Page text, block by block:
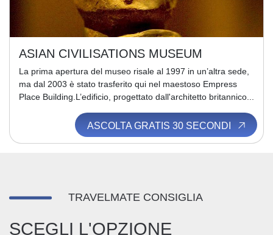
ASIAN CIVILISATIONS MUSEUM
La prima apertura del museo risale al 1997 in un’altra sede,
ma dal 2003 è stato trasferito qui nel maestoso Empress
Place Building.L’edificio, progettato dall'architetto britannico...
ASCOLTA GRATIS 30 SECONDI
TRAVELMATE CONSIGLIA
SCEGLI L'OPZIONE